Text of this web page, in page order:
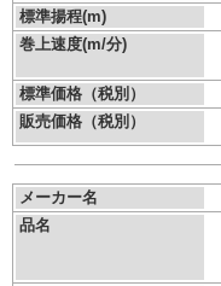
標準揚程(m)
巻上速度(m/分)
標準価格（税別）
販売価格（税別）
メーカー名
品名